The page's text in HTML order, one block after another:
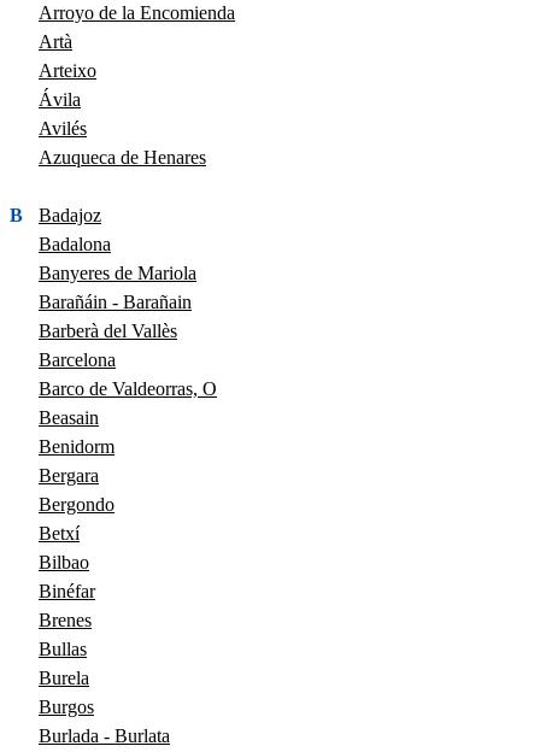
Arroyo de la Encomienda
Artà
Arteixo
Ávila
Avilés
Azuqueca de Henares
B
Badajoz
Badalona
Banyeres de Mariola
Barañáin - Barañain
Barberà del Vallès
Barcelona
Barco de Valdeorras, O
Beasain
Benidorm
Bergara
Bergondo
Betxí
Bilbao
Binéfar
Brenes
Bullas
Burela
Burgos
Burlada - Burlata